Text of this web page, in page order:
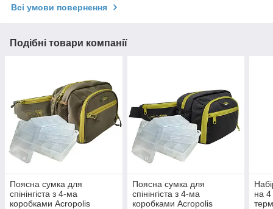
Всі умови повернення
Подібні товари компанії
Поясна сумка для
спінінгіста з 4-ма
коробками Acropolis
Поясна сумка для
спінінгіста з 4-ма
коробками Acropolis
на 4